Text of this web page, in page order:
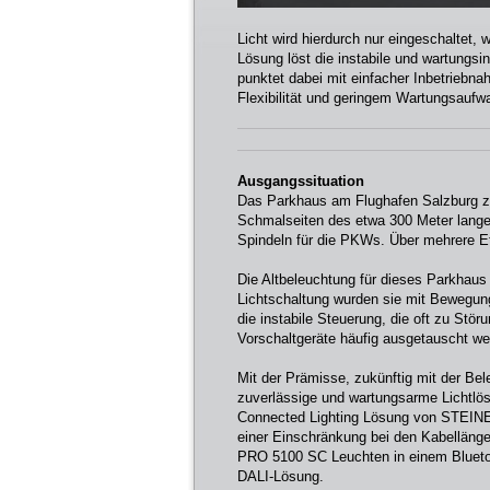
Licht wird hierdurch nur eingeschaltet,
Lösung löst die instabile und
punktet dabei mit einfacher
Flexibilität und geringem
Ausgangssituation
Das Parkhaus am Flughafen Salzburg
Schmalseiten des etwa 300 Meter
Spindeln für die PKWs. Über mehrere
Die Altbeleuchtung für dieses
Lichtschaltung wurden sie mit
die instabile Steuerung, die oft zu
Vorschaltgeräte häufig ausgetauscht
Mit der Prämisse, zukünftig mit der
zuverlässige und wartungsarme
Connected Lighting Lösung von
einer Einschränkung bei den
PRO 5100 SC Leuchten in einem
DALI-Lösung.